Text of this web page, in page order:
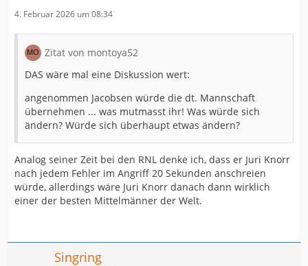
4. Februar 2026 um 08:34
Zitat von montoya52
DAS wäre mal eine Diskussion wert:
angenommen Jacobsen würde die dt. Mannschaft
übernehmen ... was mutmasst ihr! Was würde sich
ändern? Würde sich überhaupt etwas ändern?
Analog seiner Zeit bei den RNL denke ich, dass er Juri Knorr
nach jedem Fehler im Angriff 20 Sekunden anschreien
würde, allerdings wäre Juri Knorr danach dann wirklich
einer der besten Mittelmänner der Welt.
Singring